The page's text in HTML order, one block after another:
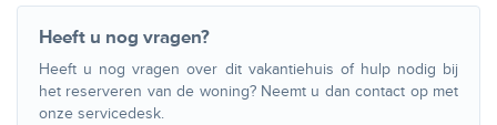
Heeft u nog vragen?
Heeft u nog vragen over dit vakantiehuis of hulp nodig bij
het reserveren van de woning? Neemt u dan contact op met
onze servicedesk.